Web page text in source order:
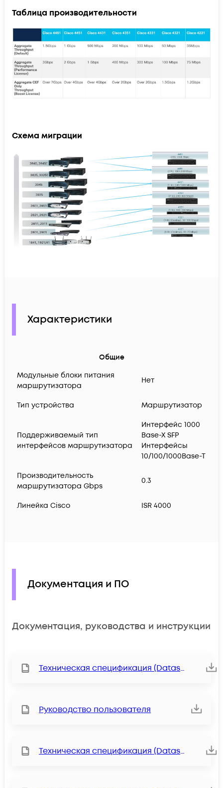
Таблица производительности
Схема миграции
Характеристики
Общие
Модульные блоки питания
маршрутизатора
Нет
Тип устройства Маршрутизатор
Поддерживаемый тип
интерфейсов маршрутизатора
Интерфейс 1000
Base-X SFP
Интерфейсы
10/100/1000Base-T
Производительность
маршрутизатора Gbps
0.3
Линейка Cisco ISR 4000
Документация и ПО
Документация, руководства и инструкции
Техническая спецификация (Datasheet)
Руководство пользователя
Техническая спецификация (Datasheet)